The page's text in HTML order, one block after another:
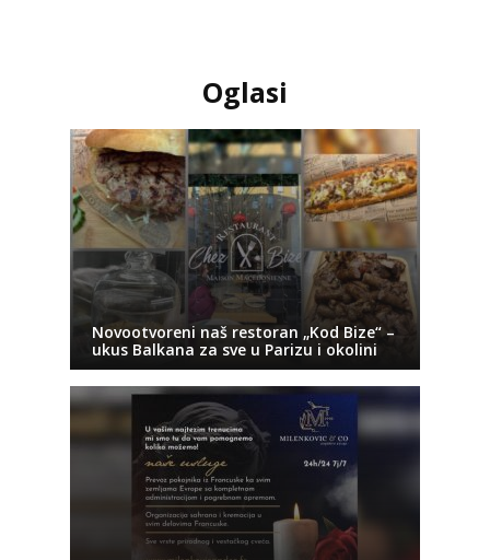
Oglasi
Novootvoreni naš restoran „Kod Bize“ –
ukus Balkana za sve u Parizu i okolini